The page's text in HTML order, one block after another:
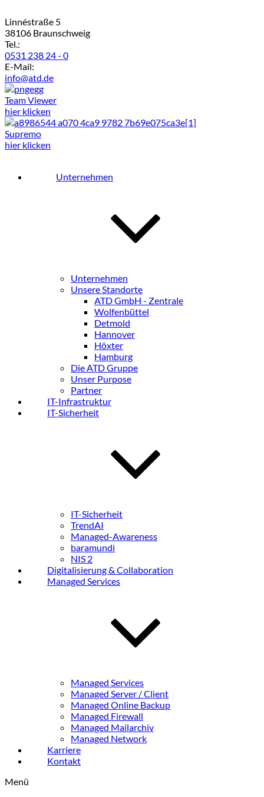
Linnéstraße 5
38106 Braunschweig
Tel.:
0531 238 24 - 0
E-Mail:
info@atd.de
Team Viewer
hier klicken
Supremo
hier klicken
Unternehmen
Unternehmen
Unsere Standorte
ATD GmbH - Zentrale
Wolfenbüttel
Detmold
Hannover
Höxter
Hamburg
Die ATD Gruppe
Unser Purpose
Partner
IT-Infrastruktur
IT-Sicherheit
IT-Sicherheit
TrendAI
Managed-Awareness
baramundi
NIS 2
Digitalisierung & Collaboration
Managed Services
Managed Services
Managed Server / Client
Managed Online Backup
Managed Firewall
Managed Mailarchiv
Managed Network
Karriere
Kontakt
Menü